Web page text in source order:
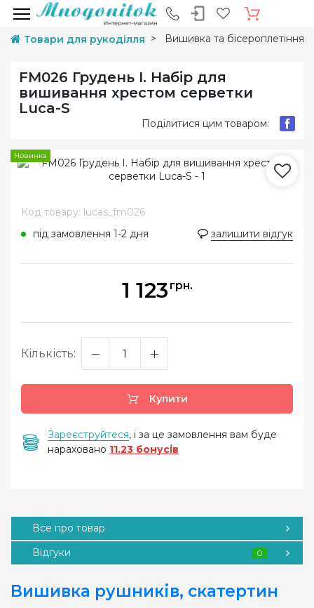
Товари для рукоділля Вишивка та бісероплетіння
FM026 Грудень I. Набір для
вишивання хрестом серветки
Luca-S
Поділитися цим товаром:
Новинка
Код товару: lucas_fm026
під замовлення 1-2 дня
залишити відгук
1 123 грн.
Кількість:
Купити
Зареєструйтеся, і за це замовлення вам буде
нараховано 11.23 бонусів
Все про товар
Відгуки
0
Вишивка рушників, скатертин